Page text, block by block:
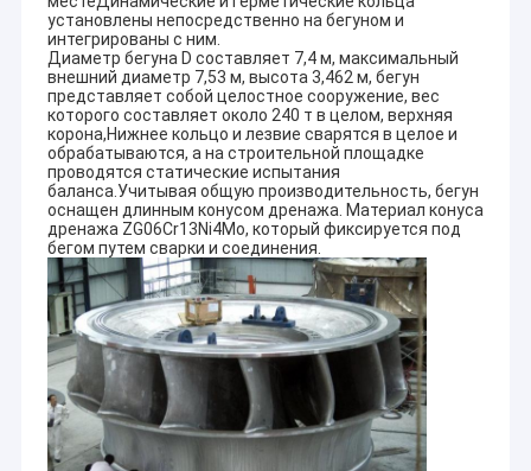
Путешествие фабрики
Проверка качества
Свяжитесь мы
Новости
Случаи
Hydro Ковшовая турбина
Гидравлические турбины Каплан
Фрэнсис Hydro турбина
установлены непосредственно на бегуном и
интегрированы с ним.
Диаметр бегуна D составляет 7,4 м, максимальный
внешний диаметр 7,53 м, высота 3,462 м, бегун
представляет собой целостное сооружение, вес
которого составляет около 240 т в целом, верхняя
корона,Нижнее кольцо и лезвие сварятся в целое и
обрабатываются, а на строительной площадке
проводятся статические испытания
баланса.Учитывая общую производительность, бегун
оснащен длинным конусом дренажа. Материал конуса
дренажа ZG06Cr13Ni4Mo, который фиксируется под
бегом путем сварки и соединения.
комплексными обслуживаниями для встречи глобальных
рынков гидроэлектроэнергии.
CO. Ltd инженерства Ханчжоу HydroTu покрывает
обслуживания, полную поставку оборудования,
экономическое решение глобальных проектов
гидроэлектроэнергии и направляет быть одним из самого
лучшего глобального поставщика оборудования
гидроэлектроэнергии так же, как самого лучшего
поставщика комплексных обслуживаний на рынках
гидроэлектроэнергии.
Проект гидроэлектроэнергии уже бежать HYDROTU во
всем мире
Проект частично 1.pdf гидроэлектроэнергии уже бежать
Hydrotu
Проект частично 2.pdf гидроэлектроэнергии уже бежать
Hydrotu
Проект частично 3.pdf гидроэлектроэнергии уже бежать
Hydrotu
Сошлите на схему размещения всех видов завода